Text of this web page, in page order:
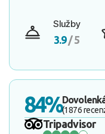
Služby
3.9/ 5
84%(1876
Tripadvisor